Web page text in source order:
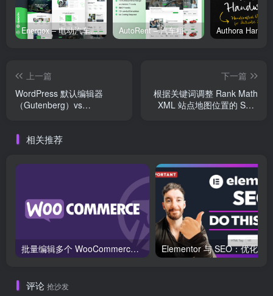
Energox – 电动汽车充电站 Elementor 模板套件 AutoRent – 汽车租赁服务 Elementor 模板套件
上一篇
WordPress 默认编辑器
（Gutenberg）vs
下一篇
根据关键词调整 Rank Math
XML 站点地图位置的 SEO
相关推荐
批量编辑多个 WooCommerce 产品变体价格的 2 个方法？
评论 抢沙发